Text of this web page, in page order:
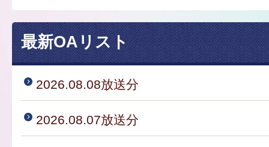
最新OAリスト
2026.08.08放送分
2026.08.07放送分